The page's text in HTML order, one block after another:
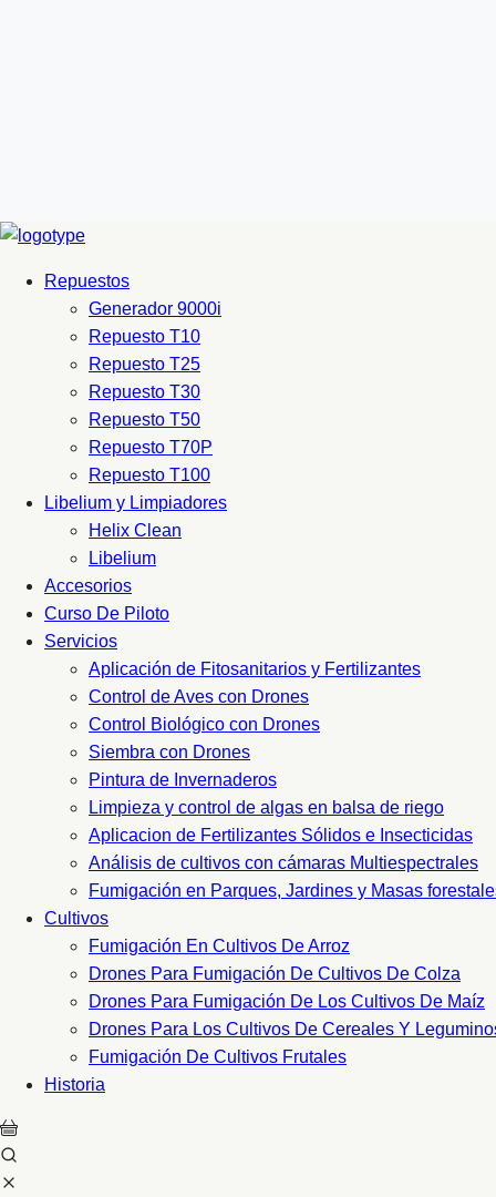
Repuestos
Generador 9000i
Repuesto T10
Repuesto T25
Repuesto T30
Repuesto T50
Repuesto T70P
Repuesto T100
Libelium y Limpiadores
Helix Clean
Libelium
Accesorios
Curso De Piloto
Servicios
Aplicación de Fitosanitarios y Fertilizantes
Control de Aves con Drones
Control Biológico con Drones
Siembra con Drones
Pintura de Invernaderos
Limpieza y control de algas en balsa de riego
Aplicacion de Fertilizantes Sólidos e Insecticidas
Análisis de cultivos con cámaras Multiespectrales
Fumigación en Parques, Jardines y Masas
Cultivos
Fumigación En Cultivos De Arroz
Drones Para Fumigación De Cultivos De Colza
Drones Para Fumigación De Los Cultivos De Maíz
Drones Para Los Cultivos De Cereales Y
Fumigación De Cultivos Frutales
Historia